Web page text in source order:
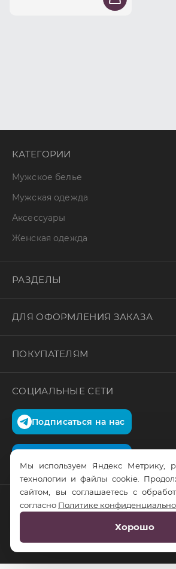
КАТЕГОРИИ
Мужское белье
Мужская одежда
Аксессуары
Женская одежда
РАЗДЕЛЫ
ДЛЯ ОФОРМЛЕНИЯ ЗАКАЗА
ПОКУПАТЕЛЯМ
СОЦИАЛЬНЫЕ СЕТИ
Подписаться на нас
© RusTrus. 2011-2026. Все права
RS Digital
Мы используем Яндекс Метрику,
технологии и файлы cookie.
сайтом, вы соглашаетесь с
согласно Политике
Хорошо